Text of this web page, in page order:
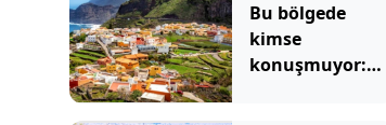
Bu bölgede
kimse
konuşmuyor: